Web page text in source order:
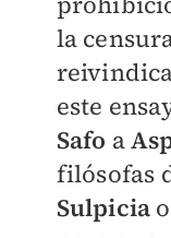
la
este
Safo a
filósofas
Sulpicia o